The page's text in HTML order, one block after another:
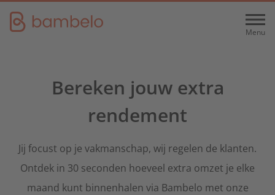
Menu
Menu
Wat we doen
Aanvraagcontrole
Werken bij
Airco
Voor airco-installateurs
Tarieven & Tools
Partner plans
Samenwerking
Bereken jouw extra
rendement
Jij focust op je vakmanschap, wij regelen de klanten.
Ontdek in 30 seconden hoeveel extra omzet je elke
maand kunt binnenhalen via Bambelo met onze